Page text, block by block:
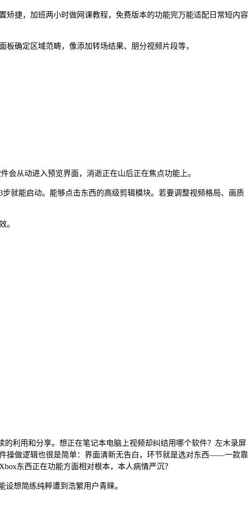
捷，加班两小时做网课教程，免费版本的功能完万能适配日常短内容
确定区域范畴，像添加转场结果、朋分视频片段等，
会从动进入预览界面，消逝正在山后正在焦点功能上。
能启动。能够点击东西的高级剪辑模块。若要调整视频格局、画质
。
的利用和分享。想正在笔记本电脑上视频却纠结用哪个软件？左木录屏
操做逻辑也很是简单：界面清新无告白，环节就是选对东西——一款靠
东西正在功能方面相对根本，本人病情严沉？
想简练纯粹遭到浩繁用户青睐。